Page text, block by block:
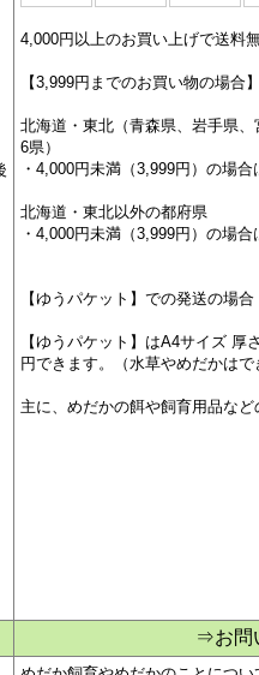
4,000円以上のお買い上げで送料
【3,999円までのお買い物の場合
北海道・東北（青森県、岩手県、
6県）
北海道・東北以外の都府県